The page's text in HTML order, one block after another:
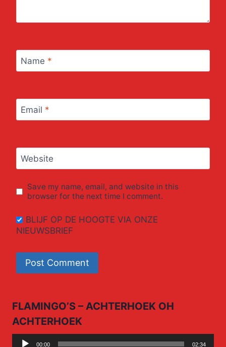
Name *
Email *
Website
Save my name, email, and website in this
browser for the next time I comment.
BLIJF OP DE HOOGTE VIA ONZE
NIEUWSBRIEF
FLAMINGO’S – ACHTERHOEK OH
ACHTERHOEK
Audio
00:00 02:34